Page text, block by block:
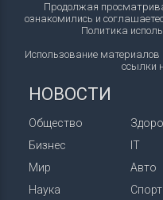
Продолжая
ознакомились и
Политика
Использование
ссылки
НОВОСТИ
Общество
Бизнес
Мир
Наука
IT
Авто
Спорт